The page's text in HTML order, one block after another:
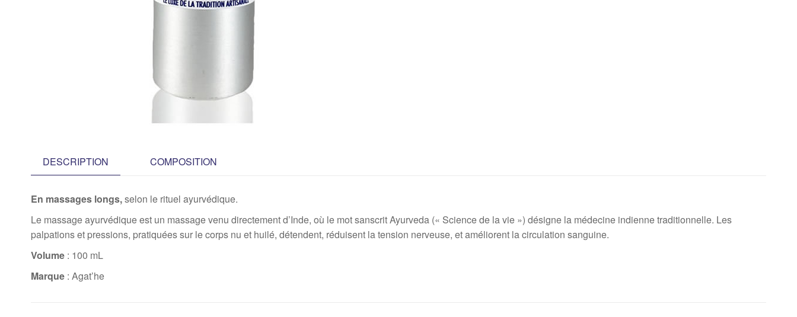
DESCRIPTION COMPOSITION
En massages longs,selon le rituel ayurvédique.
Le massage ayurvédique est un massage venu directement d’Inde, où le mot sanscrit Ayurveda (« Science de la vie ») désigne la médecine indienne traditionnelle. Les
palpations et pressions, pratiquées sur le corps nu et huilé, détendent, réduisent la tension nerveuse, et améliorent la circulation sanguine.
Volume : 100 mL
Marque : Agat’he